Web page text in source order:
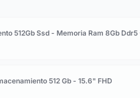
512Gb Ssd - Memoria Ram 8Gb Ddr5
512 Gb - 15.6" FHD